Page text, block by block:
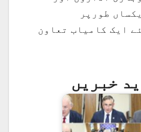
طورپر
ایک کامیاب تعاون
خبریں